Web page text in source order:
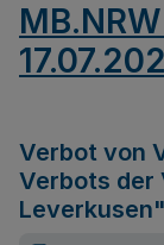
Verbot von
Verbots der
Leverkusen"